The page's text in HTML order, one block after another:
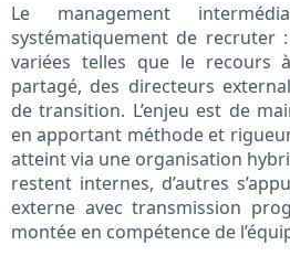
Le management
systématiquement de recruter
variées telles que le recours
partagé, des directeurs
de transition. L’enjeu est de
en apportant méthode et
atteint via une organisation
restent internes, d’autres
externe avec transmission
montée en compétence de